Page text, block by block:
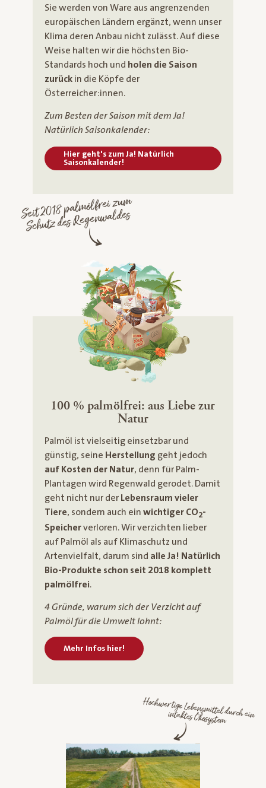
Sie werden von Ware aus angrenzenden
europäischen Ländern ergänzt, wenn unser
Klima deren Anbau nicht zulässt. Auf diese
Weise halten wir die höchsten Bio-
Standards hoch und holen die Saison
zurückin die Köpfe der
Österreicher:innen.
Zum Besten der Saison mit dem Ja!
Natürlich Saisonkalender:
Hier geht's zum Ja! Natürlich
Saisonkalender!
Seit 2018 palmölfrei zum
Schutz des Regenwaldes
100 % palmölfrei: aus Liebe zur
Natur
Palmöl ist vielseitig einsetzbar und
günstig, seine Herstellung geht jedoch
auf Kosten der Natur, denn für Palm-
Plantagen wird Regenwald gerodet. Damit
geht nicht nur der Lebensraum vieler
Tiere, sondern auch ein wichtiger CO2-
Speicherverloren. Wir verzichten lieber
auf Palmöl als auf Klimaschutz und
Artenvielfalt, darum sind alle Ja! Natürlich
Bio-Produkte schon seit 2018 komplett
palmölfrei.
4 Gründe, warum sich der Verzicht auf
Palmöl für die Umwelt lohnt:
Mehr Infos hier!
Hochwertige Lebensmittel durch ein intaktes Ökosystem